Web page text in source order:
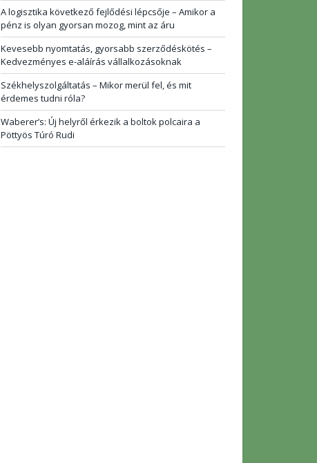
A logisztika következő fejlődési lépcsője – Amikor a
pénz is olyan gyorsan mozog, mint az áru
Kevesebb nyomtatás, gyorsabb szerződéskötés –
Kedvezményes e-aláírás vállalkozásoknak
Székhelyszolgáltatás – Mikor merül fel, és mit
érdemes tudni róla?
Waberer’s: Új helyről érkezik a boltok polcaira a
Pöttyös Túró Rudi